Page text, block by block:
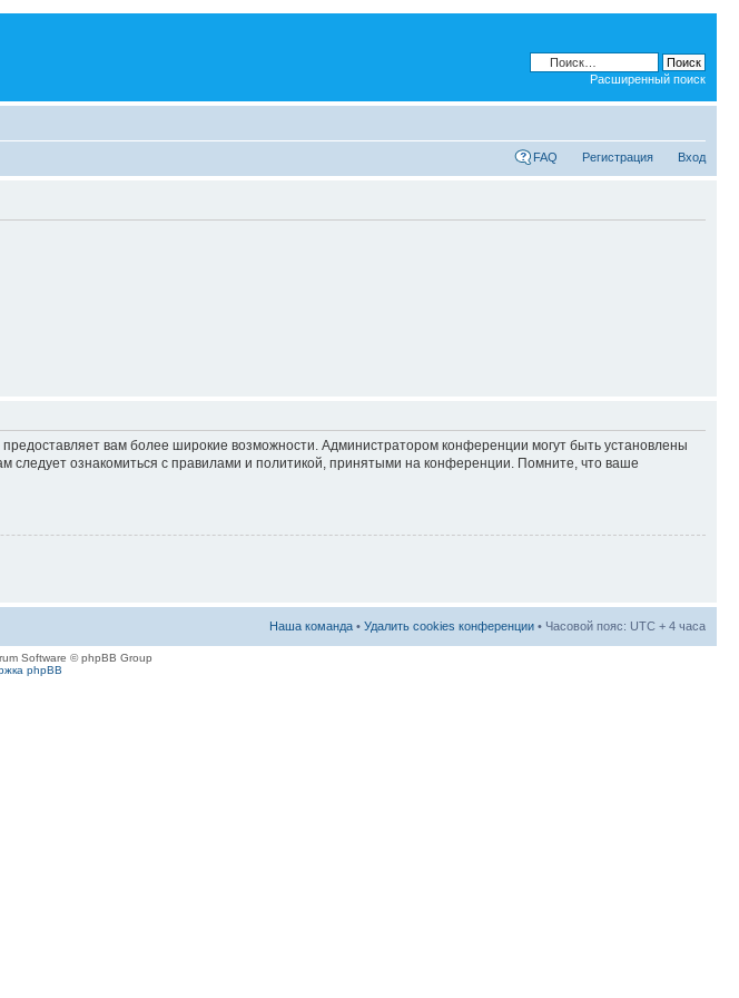
Расширенный поиск
FAQ Регистрация Вход
вам более широкие возможности. Администратором конференции могут быть установлены
следует ознакомиться с правилами и политикой, принятыми на конференции. Помните, что ваше
Наша команда • Удалить cookies конференции • Часовой пояс: UTC + 4 часа
Software © phpBB Group
phpBB